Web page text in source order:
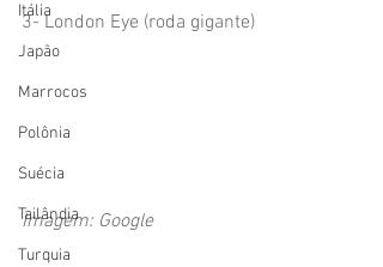
Itália
Japão
Marrocos
Polônia
Suécia
Tailândia
Turquia
3- London Eye (roda gigante)
Imagem: Google